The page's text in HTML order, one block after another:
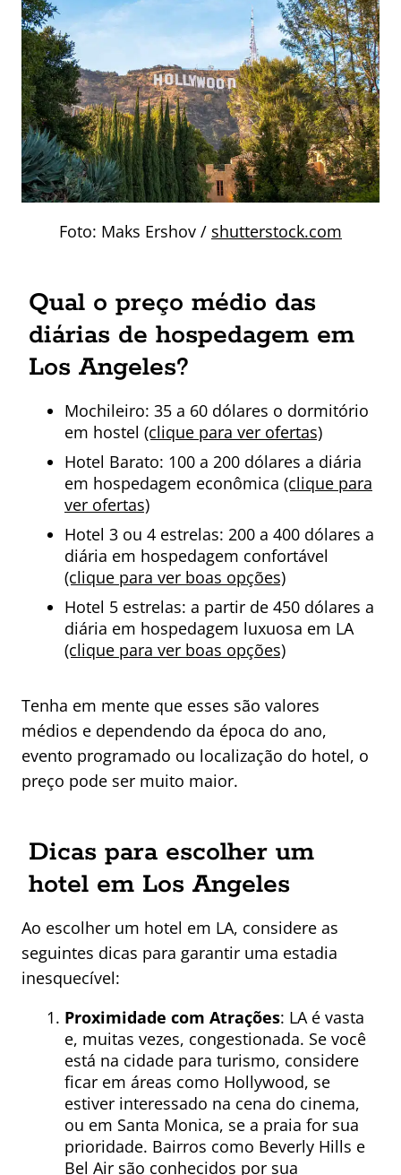
Foto: Maks Ershov / shutterstock.com
Qual o preço médio das
diárias de hospedagem em
Los Angeles?
Mochileiro: 35 a 60 dólares o dormitório
em hostel (clique para ver ofertas)
Hotel Barato: 100 a 200 dólares a diária
em hospedagem econômica (clique para
ver ofertas)
Hotel 3 ou 4 estrelas: 200 a 400 dólares a
diária em hospedagem confortável
(clique para ver boas opções)
Hotel 5 estrelas: a partir de 450 dólares a
diária em hospedagem luxuosa em LA
(clique para ver boas opções)
Tenha em mente que esses são valores
médios e dependendo da época do ano,
evento programado ou localização do hotel, o
preço pode ser muito maior.
Dicas para escolher um
hotel em Los Angeles
Ao escolher um hotel em LA, considere as
seguintes dicas para garantir uma estadia
inesquecível:
Proximidade com Atrações: LA é vasta
e, muitas vezes, congestionada. Se você
está na cidade para turismo, considere
ficar em áreas como Hollywood, se
estiver interessado na cena do cinema,
ou em Santa Monica, se a praia for sua
prioridade. Bairros como Beverly Hills e
Bel Air são conhecidos por sua